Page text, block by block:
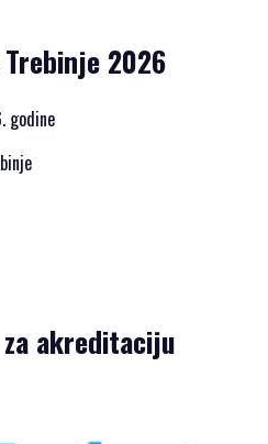
2026
godine
akreditaciju